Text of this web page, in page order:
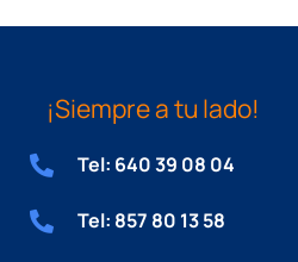
¡Siempre a tu lado!
Tel: 640 39 08 04
Tel: 857 80 13 58